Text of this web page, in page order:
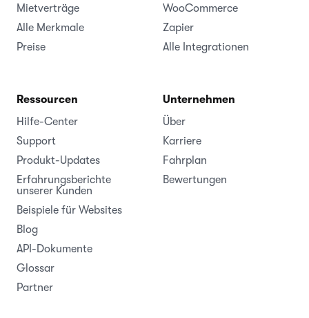
Mietverträge
Alle Merkmale
Preise
WooCommerce
Zapier
Alle Integrationen
Ressourcen
Hilfe-Center
Support
Produkt-Updates
Erfahrungsberichte
unserer Kunden
Beispiele für Websites
Blog
API-Dokumente
Glossar
Partner
Unternehmen
Über
Karriere
Fahrplan
Bewertungen